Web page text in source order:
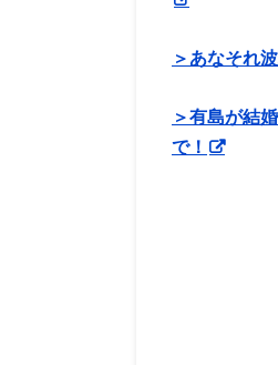
＞あなそれ
＞有島が結
で！